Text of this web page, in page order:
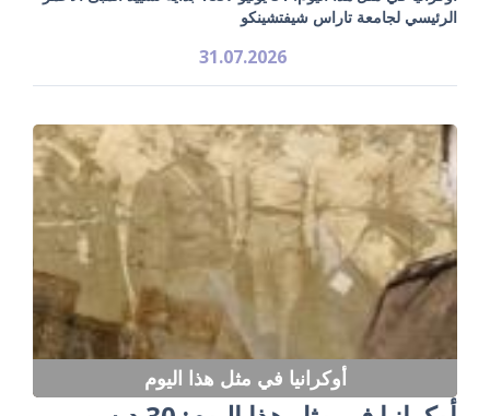
الرئيسي لجامعة تاراس شيفتشينكو
31.07.2026
أوكرانيا في مثل هذا اليوم